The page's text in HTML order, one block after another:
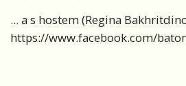
... a s hostem (Regina
https://www.facebook.com/